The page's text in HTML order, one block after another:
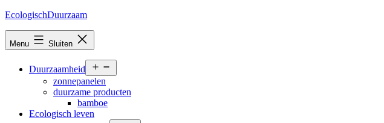
Ga
inhoud
EcologischDuurzaam
Menu Sluiten
Duurzaamheid
menu
zonnepanelen
duurzame producten
bamboe
Ecologisch leven